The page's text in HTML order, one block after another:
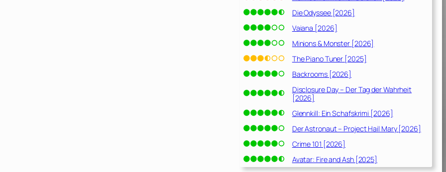
Die Odyssee [2026]
Vaiana [2026]
Minions & Monster [2026]
The Piano Tuner [2025]
Backrooms [2026]
Disclosure Day – Der Tag der Wahrheit
[2026]
Glennkill: Ein Schafskrimi [2026]
Der Astronaut – Project Hail Mary [2026]
Crime 101 [2026]
Avatar: Fire and Ash [2025]